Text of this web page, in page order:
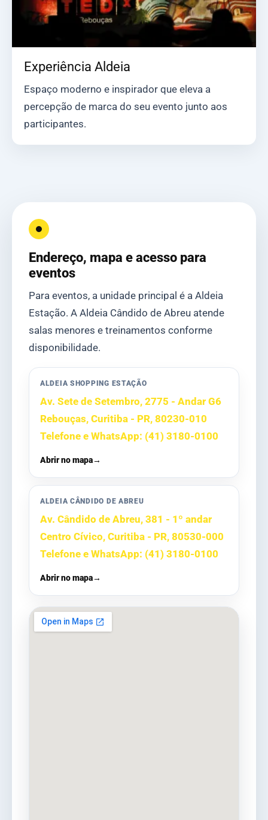
Experiência Aldeia
Espaço moderno e inspirador que eleva a
percepção de marca do seu evento junto aos
participantes.
Endereço, mapa e acesso para
eventos
Para eventos, a unidade principal é a Aldeia
Estação. A Aldeia Cândido de Abreu atende
salas menores e treinamentos conforme
disponibilidade.
ALDEIA SHOPPING ESTAÇÃO
Av. Sete de Setembro, 2775 - Andar G6
Rebouças, Curitiba - PR, 80230-010
Telefone e WhatsApp: (41) 3180-0100
Abrir no mapa→
ALDEIA CÂNDIDO DE ABREU
Av. Cândido de Abreu, 381 - 1º andar
Centro Cívico, Curitiba - PR, 80530-000
Telefone e WhatsApp: (41) 3180-0100
Abrir no mapa→